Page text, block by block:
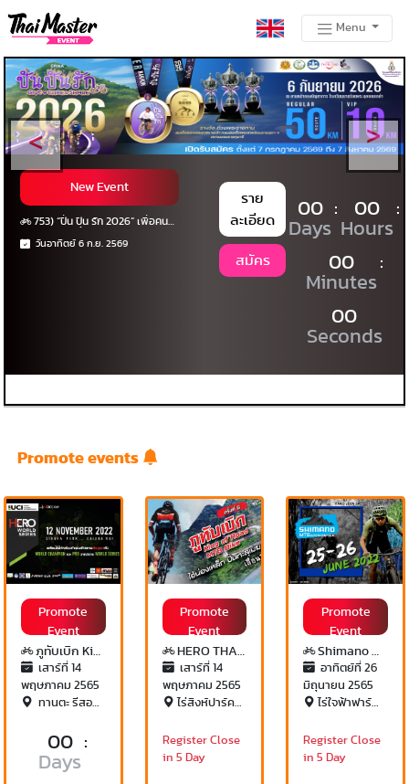
Menu
New Event
753) “ปั่น ปัน รัก 2026” เพื่อคน
วันอาทิตย์ 6 ก.ย. 2569
ราย
ละเอียด
สมัคร
00
Days
:
00
Hours
:
00
Minutes
:
00
Seconds
Promote events
Promote
Event
ภูทับเบิก King of Road & MTB ครั้งที่ 5
เสาร์ที่ 14
พฤษภาคม 2565
ทานตะ รีสอร์ท ทางขึ้นภูทับเบิก
00
Days
:
Promote
Event
HERO THAILAND 2022
เสาร์ที่ 14
พฤษภาคม 2565
ไร่สิงห์ปาร์ค จังหวัดเชียงราย
Register Close
in 5 Day
Promote
Event
Shimano MTB Experience 2022
อาทิตย์ที่ 26
มิถุนายน 2565
ไร่ใจฟ้าฟาร์ม จ.ลพบุรี
Register Close
in 5 Day